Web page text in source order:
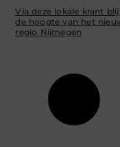
Via deze lokale krant
de hoogte van het
regio Nijmegen